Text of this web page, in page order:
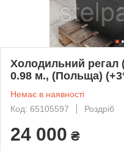
Холодильний регал
0.98 м., (Польща)
Немає в наявності
Код: 65105597
Роздріб
24 000 ₴